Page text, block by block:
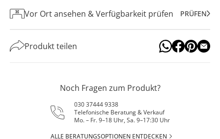
Vor Ort ansehen & Verfügbarkeit prüfen PRÜFEN
Produkt teilen
Noch Fragen zum Produkt?
030 37444 9338
Telefonische Beratung & Verkauf
Mo. – Fr. 9–18 Uhr, Sa. 9–17:30 Uhr
ALLE BERATUNGSOPTIONEN ENTDECKEN